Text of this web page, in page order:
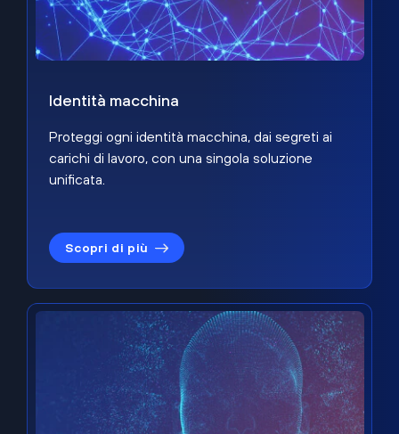
Identità macchina
Proteggi ogni identità macchina, dai segreti ai
carichi di lavoro, con una singola soluzione
unificata.
Scopri di più